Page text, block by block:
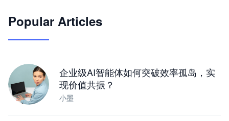
JimoClaw 桌面 AI Agent 工作台
Popular Articles
企业级AI智能体如何突破效率孤岛，实
现价值共振？
小墨